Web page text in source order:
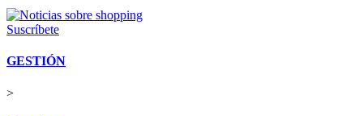
Suscríbete
GESTIÓN
>